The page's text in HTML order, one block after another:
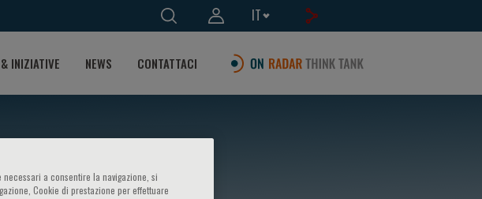
IT
INIZIATIVE NEWS CONTATTACI
a consentire la navigazione, si
Cookie di prestazione per effettuare